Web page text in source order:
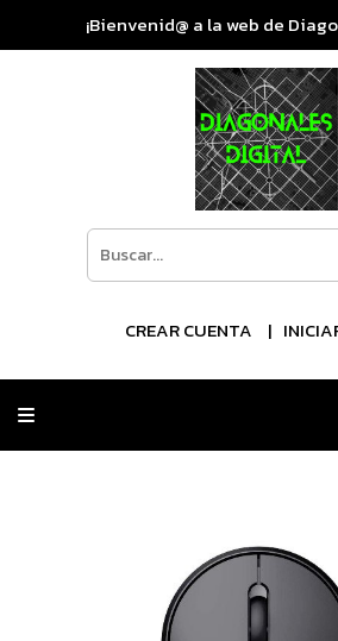
¡Bienvenid@ a la web de
CREAR CUENTA